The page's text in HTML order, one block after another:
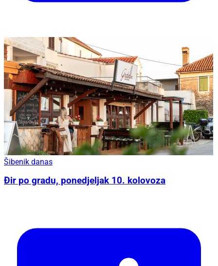
Šibenik danas
Đir po gradu, ponedjeljak 10. kolovoza